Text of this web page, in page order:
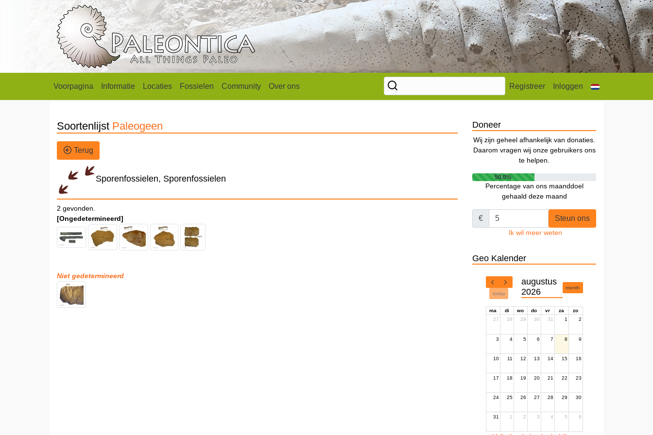
Voorpagina Informatie Locaties Fossielen Community Over ons Registreer Inloggen
Soortenlijst Paleogeen
Terug
Sporenfossielen, Sporenfossielen
2 gevonden.
[Ongedetermineerd]
Niet gedetermineerd
Doneer
Wij zijn geheel afhankelijk van donaties.
Daarom vragen wij onze gebruikers ons
te helpen.
50.0%
Percentage van ons maanddoel
gehaald deze maand
€ Steun ons
Ik wil meer weten
Geo Kalender
today
augustus
2026
month
ma di wo do vr za
zo
27
28 29 30 31 1 2
3 4 5 6 7 8 9
10 11 12 13 14 15 16
17 18 19 20 21 22 23
24 25 26 27 28 29 30
31 1 2 3 4 5 6